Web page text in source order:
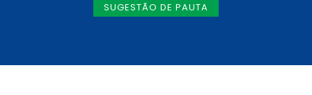
SUGESTÃO DE PAUTA